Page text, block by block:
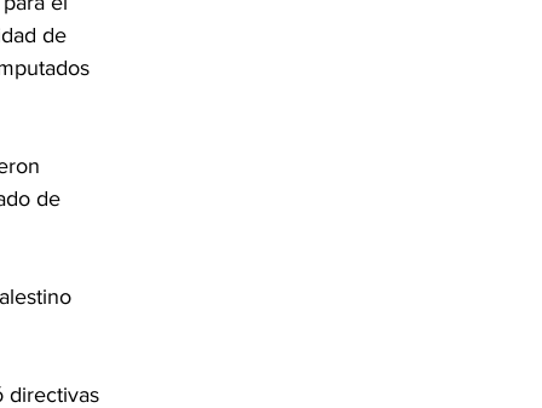
de
de
directivas